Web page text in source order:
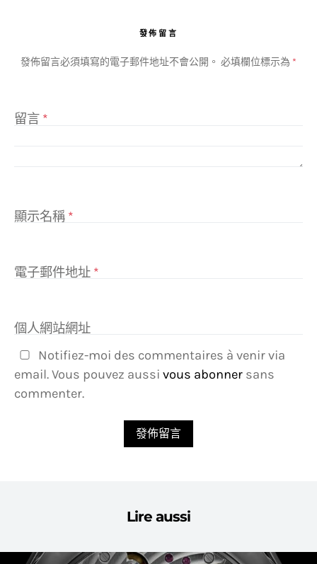
發佈留言
發佈留言必須填寫的電子郵件地址不會公開。 必填欄位標示為 *
留言 *
顯示名稱 *
電子郵件地址 *
個人網站網址
Notifiez-moi des commentaires à venir via
email. Vous pouvez aussi vous abonner sans
commenter.
Lire aussi